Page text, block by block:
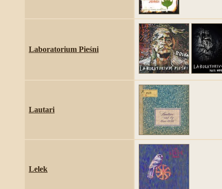
Laboratorium Pieśni
Lautari
Lelek